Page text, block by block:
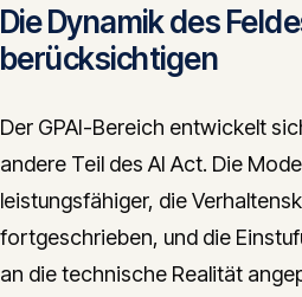
Die Dynamik des
berücksichtigen
Der GPAI-Bereich entwickelt
andere Teil des AI Act. Die
leistungsfähiger, die
fortgeschrieben, und die
an die technische Realität